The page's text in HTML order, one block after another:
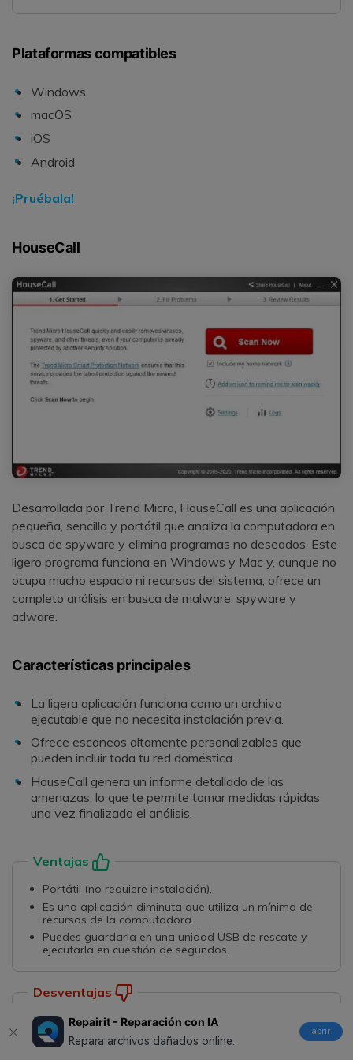
Repairit - Reparación con IA
Repara archivos dañados online.
abrir
Plataformas compatibles
Windows
macOS
iOS
Android
¡Pruébala!
HouseCall
Desarrollada por Trend Micro, HouseCall es una aplicación
pequeña, sencilla y portátil que analiza la computadora en
busca de spyware y elimina programas no deseados. Este
ligero programa funciona en Windows y Mac y, aunque no
ocupa mucho espacio ni recursos del sistema, ofrece un
completo análisis en busca de malware, spyware y
adware.
Características principales
La ligera aplicación funciona como un archivo
ejecutable que no necesita instalación previa.
Ofrece escaneos altamente personalizables que
pueden incluir toda tu red doméstica.
HouseCall genera un informe detallado de las
amenazas, lo que te permite tomar medidas rápidas
una vez finalizado el análisis.
Ventajas
Portátil (no requiere instalación).
Es una aplicación diminuta que utiliza un mínimo de
recursos de la computadora.
Puedes guardarla en una unidad USB de rescate y
ejecutarla en cuestión de segundos.
Desventajas
Tienes que escanear los archivos y actualizar la
aplicación manualmente.
La interfaz de usuario parece antigua y carece de